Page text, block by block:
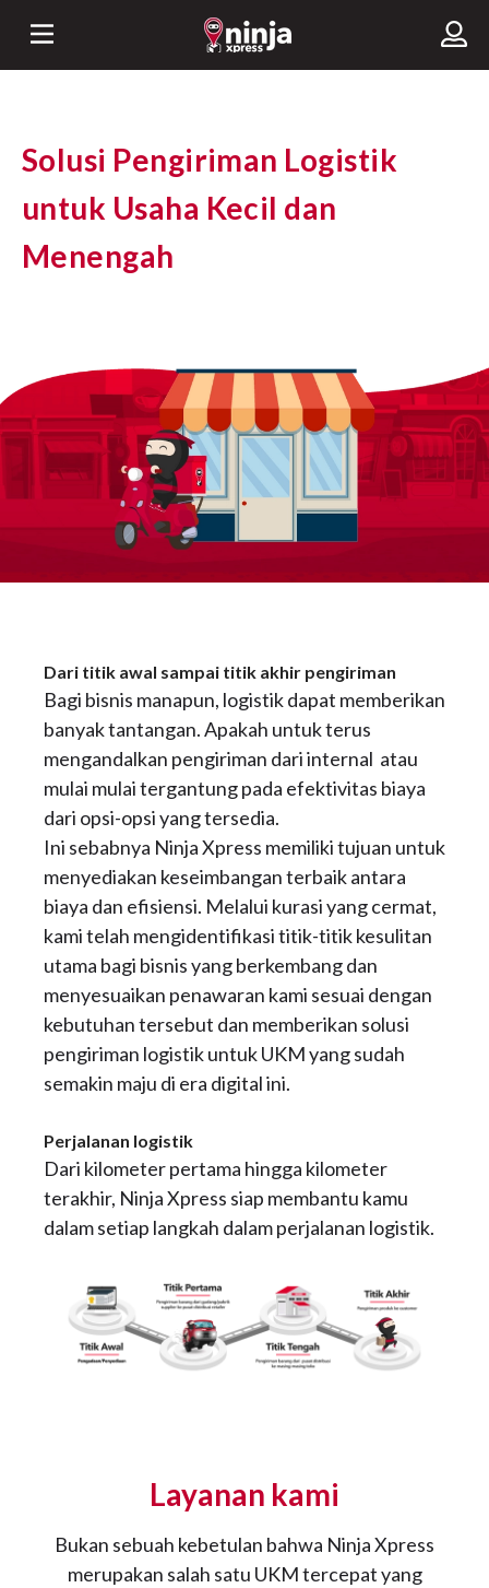
Solusi Pengiriman Logistik
untuk Usaha Kecil dan
Menengah
Dari titik awal sampai titik akhir pengiriman
Bagi bisnis manapun, logistik dapat memberikan
banyak tantangan. Apakah untuk terus
mengandalkan pengiriman dari internal atau
mulai mulai tergantung pada efektivitas biaya
dari opsi-opsi yang tersedia.
Ini sebabnya Ninja Xpress memiliki tujuan untuk
menyediakan keseimbangan terbaik antara
biaya dan efisiensi. Melalui kurasi yang cermat,
kami telah mengidentifikasi titik-titik kesulitan
utama bagi bisnis yang berkembang dan
menyesuaikan penawaran kami sesuai dengan
kebutuhan tersebut dan memberikan solusi
pengiriman logistik untuk UKM yang sudah
semakin maju di era digital ini.
Perjalanan logistik
Dari kilometer pertama hingga kilometer
terakhir, Ninja Xpress siap membantu kamu
dalam setiap langkah dalam perjalanan logistik.
Layanan kami
Bukan sebuah kebetulan bahwa Ninja Xpress
merupakan salah satu UKM tercepat yang